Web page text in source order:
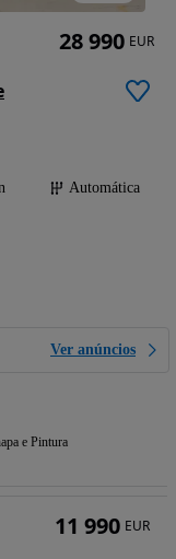
Automática
Ver anúncios
e Pintura
28 990 EUR
11 990 EUR